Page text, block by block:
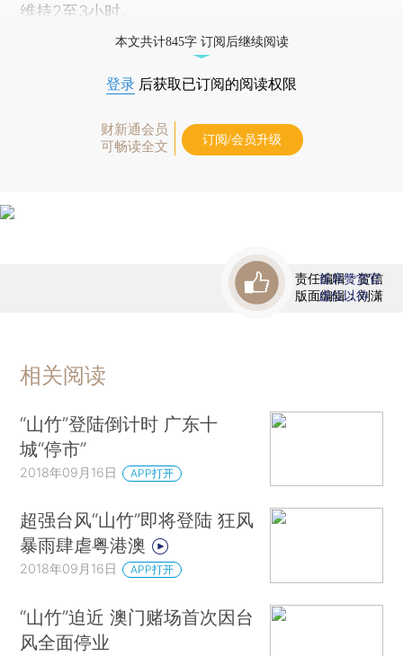
维持2至3小时。
本文共计845字 订阅后继续阅读
登录 后获取已订阅的阅读权限
财新通会员
可畅读全文
订阅/会员升级
责任编辑：贺信
版面编辑：刘潇
首席赞赏官
虚位以待
相关阅读
“山竹”登陆倒计时 广东十
城“停市”
2018年09月16日 APP打开
超强台风“山竹”即将登陆 狂风
暴雨肆虐粤港澳
2018年09月16日 APP打开
“山竹”迫近 澳门赌场首次因台
风全面停业